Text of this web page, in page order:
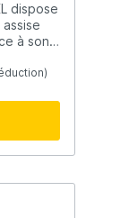
dispose
à son
la partie
avec